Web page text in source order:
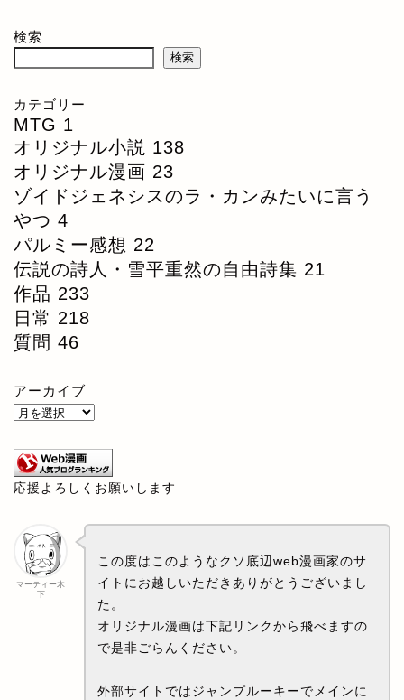
検索
検索
カテゴリー
MTG 1
オリジナル小説 138
オリジナル漫画 23
ゾイドジェネシスのラ・カンみたいに言う
やつ 4
パルミー感想 22
伝説の詩人・雪平重然の自由詩集 21
作品 233
日常 218
質問 46
アーカイブ
応援よろしくお願いします
マーティー木
下
この度はこのようなクソ底辺web漫画家のサ
イトにお越しいただきありがとうございまし
た。
オリジナル漫画は下記リンクから飛べますの
で是非ごらんください。
外部サイトではジャンプルーキーでメインに